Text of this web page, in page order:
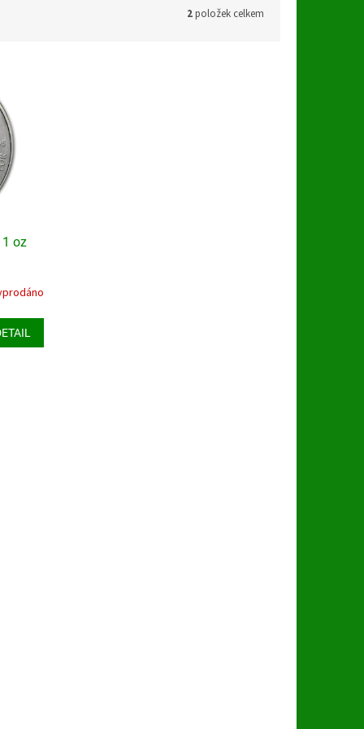
2položek celkem
oz